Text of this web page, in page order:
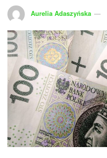
Aurelia Adaszyńska